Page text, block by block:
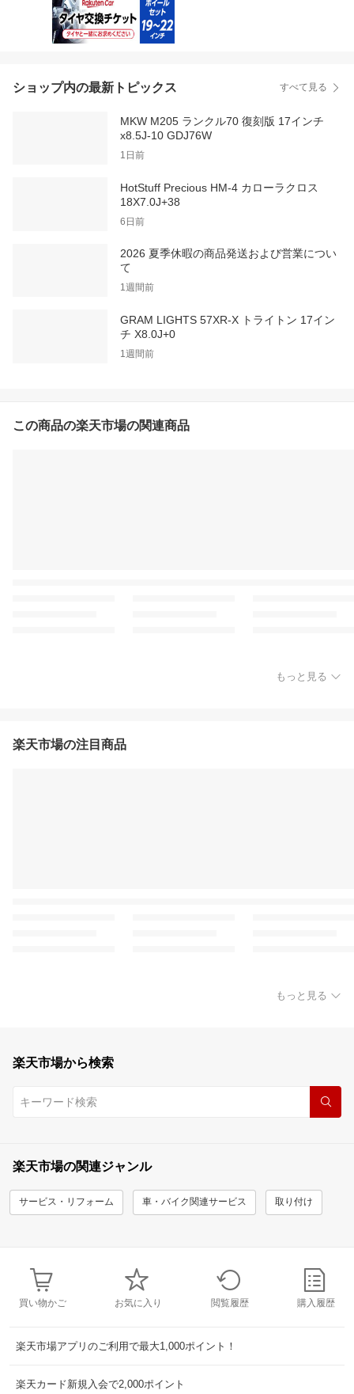
ショップ内の最新トピックス すべて見る
MKW M205 ランクル70 復刻版 17インチ
x8.5J-10 GDJ76W
1日前
HotStuff Precious HM-4 カローラクロス
18X7.0J+38
6日前
2026 夏季休暇の商品発送および営業につい
て
1週間前
GRAM LIGHTS 57XR-X トライトン 17イン
チ X8.0J+0
1週間前
この商品の楽天市場の関連商品
もっと見る
楽天市場の注目商品
もっと見る
楽天市場から検索
楽天市場の関連ジャンル
サービス・リフォーム 車・バイク関連サービス 取り付け
買い物かご お気に入り 閲覧履歴 購入履歴
楽天市場アプリのご利用で最大1,000ポイント！
楽天カード新規入会で2,000ポイント